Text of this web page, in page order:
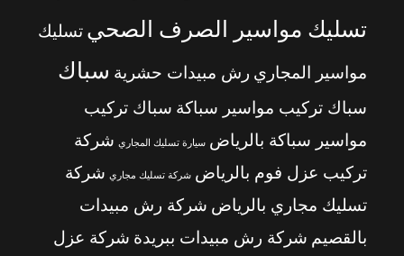
تسليك مواسير الصرف الصحي تسليك
مواسير المجاري رش مبيدات حشرية سباك
سباك تركيب مواسير سباكة سباك تركيب
مواسير سباكة بالرياض سيارة تسليك المجاري شركة
تركيب عزل فوم بالرياض شركة تسليك مجاري شركة
تسليك مجاري بالرياض شركة رش مبيدات
بالقصيم شركة رش مبيدات ببريدة شركة عزل